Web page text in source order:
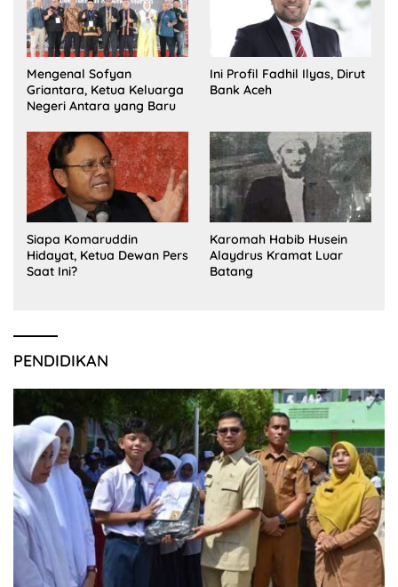
Mengenal Sofyan
Griantara, Ketua Keluarga
Negeri Antara yang Baru
Ini Profil Fadhil Ilyas, Dirut
Bank Aceh
Siapa Komaruddin
Hidayat, Ketua Dewan Pers
Saat Ini?
Karomah Habib Husein
Alaydrus Kramat Luar
Batang
PENDIDIKAN